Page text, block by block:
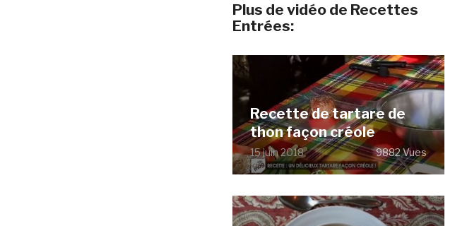
Plus de vidéo de Recettes
Entrées:
Recette de tartare de
thon façon créole
15 juin 2018 9882 Vues